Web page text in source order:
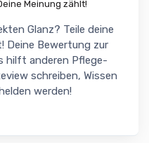
Meinung zählt!
Glanz? Teile deine
Deine Bewertung zur
hilft anderen Pflege-
schreiben, Wissen
werden!